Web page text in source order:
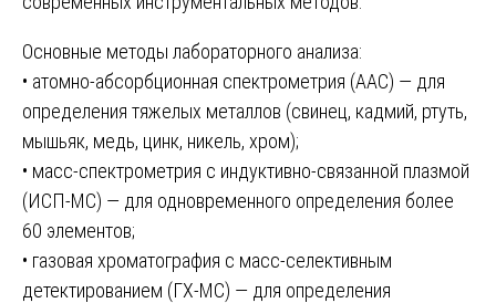
Основные методы лабораторного анализа:
• атомно-абсорбционная спектрометрия (ААС) — для
определения тяжелых металлов (свинец, кадмий, ртуть,
мышьяк, медь, цинк, никель, хром);
• масс-спектрометрия с индуктивно-связанной плазмой
(ИСП-МС) — для одновременного определения более
60 элементов;
• газовая хроматография с масс-селективным
детектированием (ГХ-МС) — для определения